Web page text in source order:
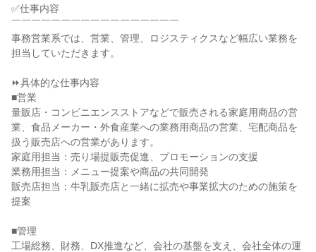
✅仕事内容
￣￣￣￣￣￣￣￣￣￣￣￣￣￣￣￣￣
事務営業系では、営業、管理、ロジスティクスなど幅広い業務を
担当していただきます。
⏩具体的な仕事内容
■営業
量販店・コンビニエンスストアなどで販売される家庭用商品の営
業、食品メーカー・外食産業への業務用商品の営業、宅配商品を
扱う販売店への営業があります。
家庭用担当：売り場提販売促進、プロモーションの支援
業務用担当：メニュー提案や商品の共同開発
販売店担当：牛乳販売店と一緒に拡売や事業拡大のための施策を
提案
■管理
工場総務、財務、DX推進など、会社の基盤を支え、会社全体の運